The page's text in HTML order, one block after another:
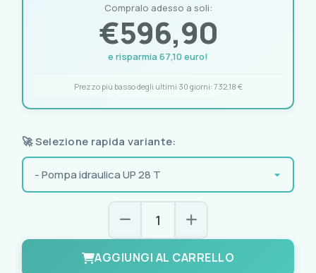
Compralo adesso a soli:
€596,90
e risparmia 67,10 euro!
Prezzo più basso degli ultimi 30 giorni: 732,18 €
🚀 Selezione rapida variante:
AGGIUNGI AL CARRELLO